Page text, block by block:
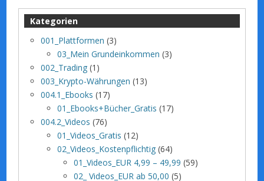
Kategorien
001_Plattformen (3)
03_Mein Grundeinkommen (3)
002_Trading (1)
003_Krypto-Währungen (13)
004.1_Ebooks (17)
01_Ebooks+Bücher_Gratis (17)
004.2_Videos (76)
01_Videos_Gratis (12)
02_Videos_Kostenpflichtig (64)
01_Videos_EUR 4,99 – 49,99 (59)
02_ Videos_EUR ab 50,00 (5)